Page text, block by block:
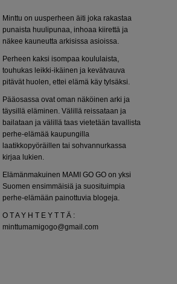
Minttu on uusperheen äiti joka rakastaa
punaista huulipunaa, inhoaa kiirettä ja
näkee kauneutta arkisissa asioissa.
Perheen kaksi isompaa koululaista,
touhukas leikki-ikäinen ja kevätvauva
pitävät huolen, ettei elämä käy tylsäksi.
Pääosassa ovat oman näköinen arki ja
täysillä eläminen. Välillä reissataan ja
bailataan ja välillä taas vietetään tavallista
perhe-elämää kaupungilla
laatikkopyöräillen tai sohvannurkassa
kirjaa lukien.
Elämänmakuinen MAMI GO GO on yksi
Suomen ensimmäisiä ja suosituimpia
perhe-elämään painottuvia blogeja.
O T A Y H T E Y T T Ä :
minttumamigogo@gmail.com